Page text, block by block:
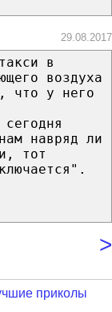
29.08.2017
в
воздуха
что у него
навряд ли
тот
>
приколы